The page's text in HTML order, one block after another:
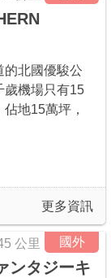
的北國優駿公
歲機場只有15
地15萬坪，
更多資訊
國外
公里
ンタジーキ